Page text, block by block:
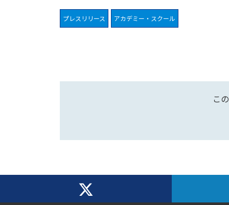
プレスリリース アカデミー・スクール
こ